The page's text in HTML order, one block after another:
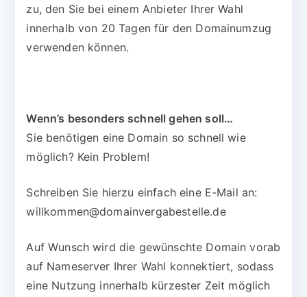
zu, den Sie bei einem Anbieter Ihrer Wahl
innerhalb von 20 Tagen für den Domainumzug
verwenden können.
Wenn’s besonders schnell gehen soll…
Sie benötigen eine Domain so schnell wie
möglich? Kein Problem!
Schreiben Sie hierzu einfach eine E-Mail an:
willkommen@domainvergabestelle.de
Auf Wunsch wird die gewünschte Domain vorab
auf Nameserver Ihrer Wahl konnektiert, sodass
eine Nutzung innerhalb kürzester Zeit möglich